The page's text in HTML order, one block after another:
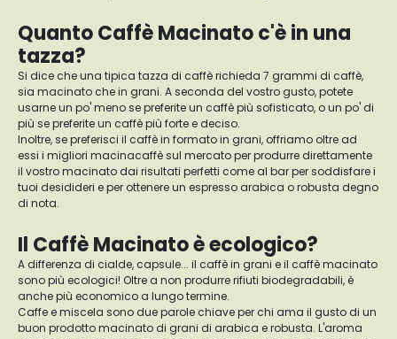
Quanto Caffè Macinato c'è in una
tazza?
Si dice che una tipica tazza di caffè richieda 7 grammi di caffè,
sia macinato che in grani. A seconda del vostro gusto, potete
usarne un po' meno se preferite un caffè più sofisticato, o un po' di
più se preferite un caffè più forte e deciso.
Inoltre, se preferisci il caffè in formato in grani, offriamo oltre ad
essi i migliori macinacaffè sul mercato per produrre direttamente
il vostro macinato dai risultati perfetti come al bar per soddisfare i
tuoi desidideri e per ottenere un espresso arabica o robusta degno
di nota.
Il Caffè Macinato è ecologico?
A differenza di cialde, capsule... il caffè in grani e il caffè macinato
sono più ecologici! Oltre a non produrre rifiuti biodegradabili, è
anche più economico a lungo termine.
Caffe e miscela sono due parole chiave per chi ama il gusto di un
buon prodotto macinato di grani di arabica e robusta. L'aroma